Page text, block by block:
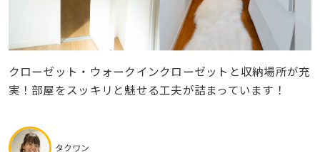
クローゼット・ウォークインクローゼットと収納場所が充
実！部屋をスッキリと魅せる工夫が詰まっています！
タクワン